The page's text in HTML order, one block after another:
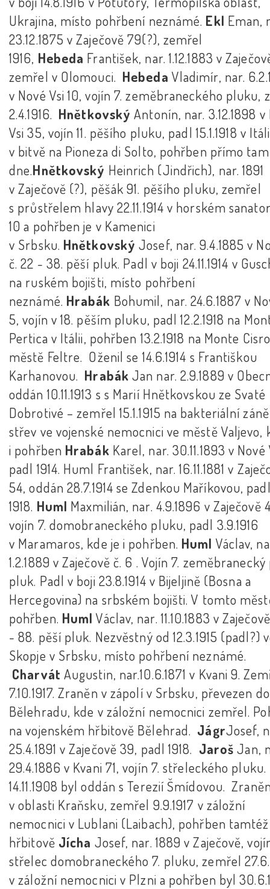
Ukrajina, místo pohřbení neznámé. Ekl Eman,
23.12.1875 v Zaječově 79(?), zemřel
1916, Hebeda František, nar. 1.12.1883 v
zemřel v Olomouci. Hebeda Vladimír, nar.
v Nové Vsi 10, vojín 7. zeměbraneckého pluku,
2.4.1916. HnětkovskýAntonín, nar. 3.12.1898 v
Vsi 35, vojín 11. pěšího pluku, padl 15.1.1918 v
v bitvě na Pioneza di Solto, pohřben přímo
dne.Hnětkovský Heinrich (Jindřich), nar. 1891
v Zaječově (?), pěšák 91. pěšího pluku, zemřel
s průstřelem hlavy 22.11.1914 v horském
10 a pohřben je v Kamenici
v Srbsku. Hnětkovský Josef, nar. 9.4.1885 v
č. 22 - 38. pěší pluk. Padl v boji 24.11.1914 v
na ruském bojišti, místo pohřbení
neznámé. Hrabák Bohumil, nar. 24.6.1887 v
5, vojín v 18. pěším pluku, padl 12.2.1918 na
Pertica v Itálii, pohřben 13.2.1918 na Monte
městě Feltre. Oženil se 14.6.1914 s Františkou
Karhanovou. HrabákJan nar. 2.9.1889 v
oddán 10.11.1913 s s Marií Hnětkovskou ze Svaté
Dobrotivé – zemřel 15.1.1915 na bakteriální
střev ve vojenské nemocnici ve městě Valjevo,
i pohřben Hrabák Karel, nar. 30.11.1893 v Nové
padl 1914. Huml František, nar. 16.11.1881 v
54, oddán 28.7.1914 se Zdenkou Maříkovou,
1918. Huml Maxmilián, nar. 4.9.1896 v Zaječově
vojín 7. domobraneckého pluku, padl 3.9.1916
v Maramaros, kde je i pohřben. Huml Václav,
1.2.1889 v Zaječově č. 6 . Vojín 7.
pluk. Padl v boji 23.8.1914 v Bijeljině (Bosna a
Hercegovina) na srbském bojišti. V tomto
pohřben. Huml Václav, nar. 11.10.1883 v
- 88. pěší pluk. Nezvěstný od 12.3.1915 (padl?)
Skopje v Srbsku, místo pohřbení neznámé.
Charvát Augustin, nar.10.6.1871 v Kvani 9.
7.10.1917. Zraněn v zápolí v Srbsku, převezen do
Bělehradu, kde v záložní nemocnici zemřel.
na vojenském hřbitově Bělehrad. JágrJosef,
25.4.1891 v Zaječově 39, padl 1918. JarošJan,
29.4.1886 v Kvani 71, vojín 7. střeleckého pluku.
14.11.1908 byl oddán s Terezií Šmídovou.
v oblasti Kraňsku, zemřel 9.9.1917 v záložní
nemocnici v Lublani (Laibach), pohřben
hřbitově Jícha Josef, nar. 1889 v Zaječově,
střelec domobraneckého 7. pluku, zemřel
v záložní nemocnici v Plzni a pohřben byl